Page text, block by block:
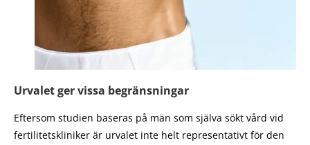
Urvalet ger vissa begränsningar
Eftersom studien baseras på män som själva sökt vård vid
fertilitetskliniker är urvalet inte helt representativt för den